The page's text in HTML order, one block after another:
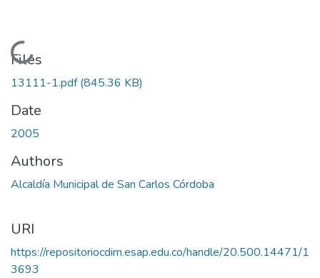
Loading...
Files
13111-1.pdf(845.36 KB)
Date
2005
Authors
Alcaldía Municipal de San Carlos Córdoba
URI
https://repositoriocdim.esap.edu.co/handle/20.500.14471/1
3693